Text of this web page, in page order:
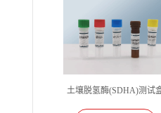
土壤脱氢酶(SDHA)测试